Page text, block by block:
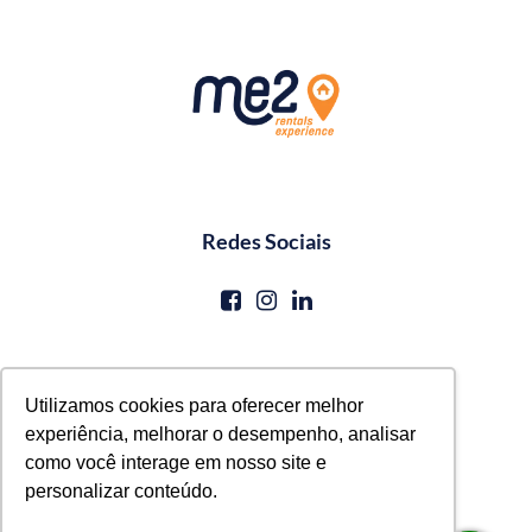
Utilizamos cookies para oferecer melhor
experiência, melhorar o desempenho, analisar
como você interage em nosso site e
personalizar conteúdo.
Redes Sociais
reservas@me2service.com.br
+55 (81) 3771-0620